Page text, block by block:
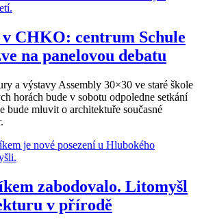
v CHKO: centrum Schule
na panelovou debatu
a výstavy Assembly 30×30 ve staré škole
horách bude v sobotu odpoledne setkání
bude mluvit o architektuře současné
zabodovalo. Litomyšl
v přírodě